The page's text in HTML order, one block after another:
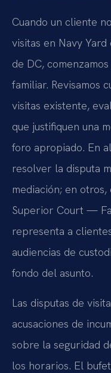
Cuando un cliente
visitas en Navy
de DC,
familiar. Revisamos
visitas existente,
que justifiquen una
foro apropiado. En
resolver la disputa
mediación; en
Superior Court —
representa a
audiencias de
fondo del asunto.
Las disputas de
acusaciones de
sobre la seguridad
los horarios. El